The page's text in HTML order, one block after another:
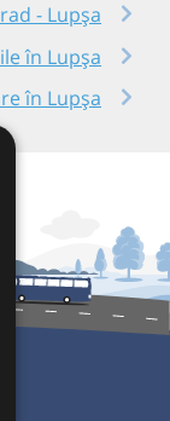
- Lupșa
în Lupșa
în Lupșa